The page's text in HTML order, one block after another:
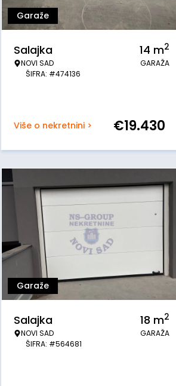
Garaže
Salajka
NOVI SAD
ŠIFRA: #474136
14 m2
GARAŽA
Više o nekretnini > €19.430
Garaže
Salajka
NOVI SAD
ŠIFRA: #564681
18 m2
GARAŽA